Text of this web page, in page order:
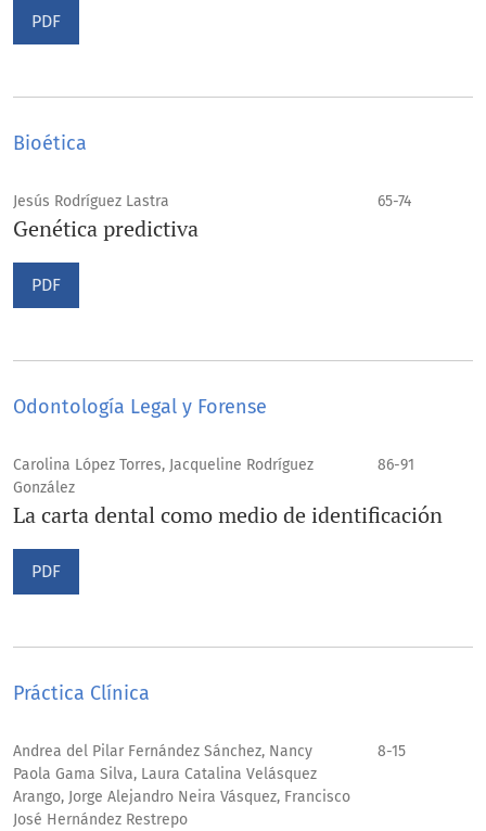
PDF
Bioética
Jesús Rodríguez Lastra 65-74
Genética predictiva
PDF
Odontología Legal y Forense
Carolina López Torres, Jacqueline Rodríguez
González
86-91
La carta dental como medio de identificación
PDF
Práctica Clínica
Andrea del Pilar Fernández Sánchez, Nancy
Paola Gama Silva, Laura Catalina Velásquez
Arango, Jorge Alejandro Neira Vásquez, Francisco
José Hernández Restrepo
8-15